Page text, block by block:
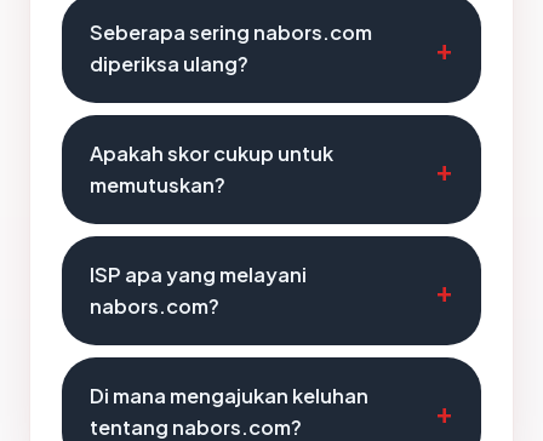
Seberapa sering nabors.com
diperiksa ulang?
Apakah skor cukup untuk
memutuskan?
ISP apa yang melayani
nabors.com?
Di mana mengajukan keluhan
tentang nabors.com?